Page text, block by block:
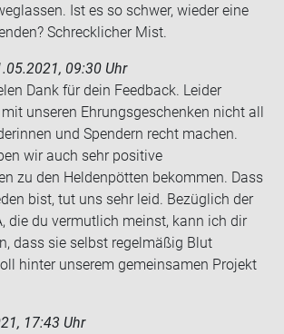
Ist es so schwer, wie­der eine
Schreck­li­cher Mist.
09:30 Uhr
Dank für dein Feedback. Leider
unseren Ehrungsgeschenken nicht all
und Spendern recht machen.
wir auch sehr positive
zu den Heldenpötten bekommen. Dass
bist, tut uns sehr leid. Bezüglich der
die du vermutlich meinst, kann ich dir
dass sie selbst regelmäßig Blut
hinter unserem gemeinsamen Projekt
17:43 Uhr